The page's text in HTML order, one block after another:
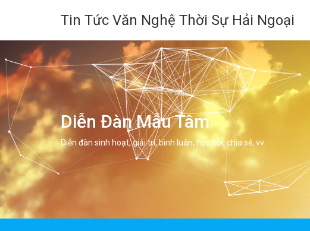
Tin Tức Văn Nghệ Thời Sự Hải Ngoại
Diễn Đàn Mẫu Tâm
Diễn đàn sinh hoạt, giải trí, bình luân, học hỏi, chia sẻ, vv.